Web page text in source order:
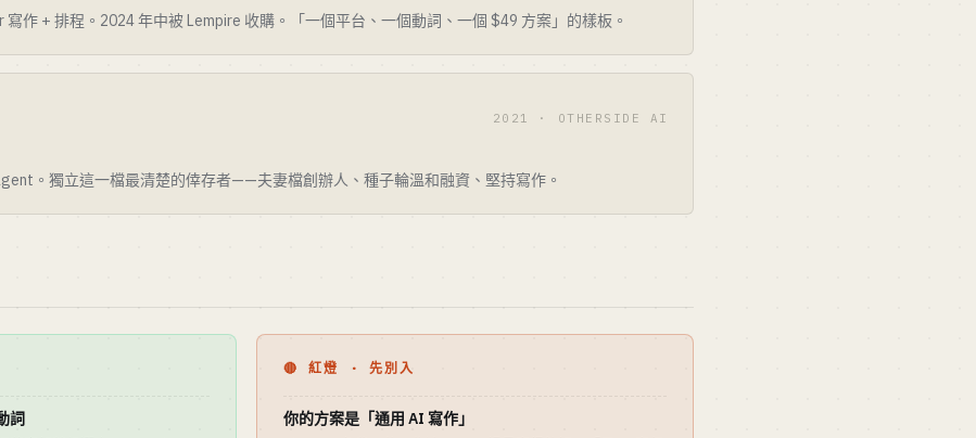
作 + 排程。2024 年中被 Lempire 收購。「一個平台、一個動詞、一個 $49 方案」的樣板。
2021 · OTHERSIDE AI
。獨立這一檔最清楚的倖存者——夫妻檔創辦人、種子輪溫和融資、堅持寫作。
詞
🔴 紅燈 · 先別入
你的方案是「通用 AI 寫作」